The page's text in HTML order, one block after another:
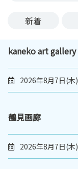
新着
kaneko art gallery
2026年8月7日(木)
鶴見画廊
2026年8月7日(木)